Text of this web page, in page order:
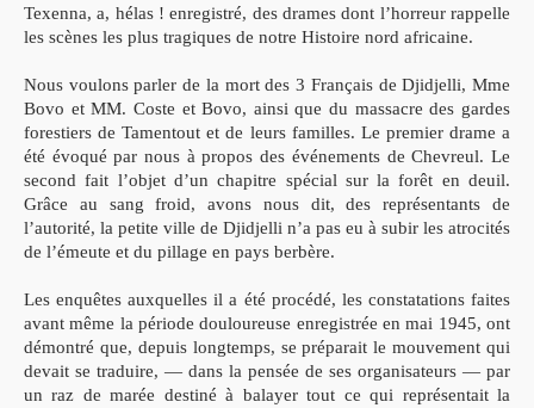
Texenna,a, hélas ! enregistré, des drames dont l’horreur rappelle
les scènes les plus tragiques de notre Histoire nord africaine.
Nous voulonsparler de la mort des 3 Français de Djidjelli, Mme
Bovo etMM. Coste et Bovo, ainsi que du massacre des gardes
forestiers deTamentout et de leurs familles. Le premier drame a
été évoqué par nous à propos des événements de Chevreul. Le
second fait l’objet d’un chapitre spécial sur la forêt en deuil.
Grâce au sang froid,avons nous dit, des représentants de
l’autorité, la petite ville de Djidjelli n’a pas eu à subir les atrocités
de l’émeute et du pillage en pays berbère.
Les enquêtes auxquelles il a été procédé, les constatations faites
avant même la période douloureuse enregistrée en mai 1945, ont
démontré que, depuis longtemps, se préparait le mouvement qui
devait se traduire, — dans la pensée de ses organisateurs — par
unraz de marée destiné à balayer tout ce qui représentait la